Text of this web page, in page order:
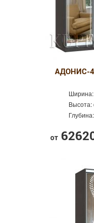
АДОНИС-
Ширина:
Высота:
Глубина:
от